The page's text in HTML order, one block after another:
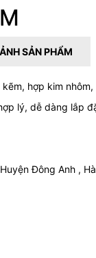
SẢN PHẨM
hợp kim
lý, dễ dàng lắp
Đông Anh ,